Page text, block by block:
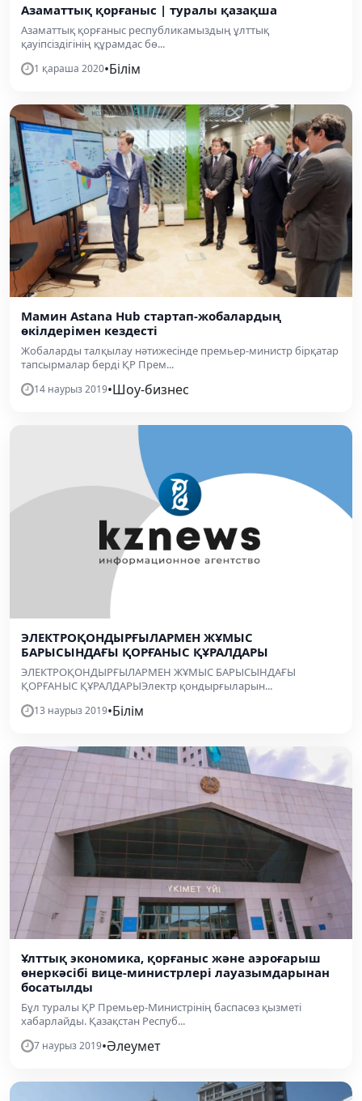
Азаматтық қорғаныс | туралы қазақша
Азаматтық қорғаныс республикамыздың ұлттық
қауіпсіздігінің құрамдас бө...
1 қараша 2020•Білім
Мамин Astana Hub стартап-жобалардың
өкілдерімен кездесті
Жобаларды талқылау нәтижесінде премьер-министр бірқатар
тапсырмалар берді ҚР Прем...
14 наурыз 2019•Шоу-бизнес
ЭЛЕКТРОҚОНДЫРҒЫЛАРМЕН ЖҰМЫС
БАРЫСЫНДАҒЫ ҚОРҒАНЫС ҚҰРАЛДАРЫ
ЭЛЕКТРОҚОНДЫРҒЫЛАРМЕН ЖҰМЫС БАРЫСЫНДАҒЫ
ҚОРҒАНЫС ҚҰРАЛДАРЫЭлектр қондырғыларын...
13 наурыз 2019•Білім
Ұлттық экономика, қорғаныс және аэроғарыш
өнеркәсібі вице-министрлері лауазымдарынан
босатылды
Бұл туралы ҚР Премьер-Министрінің баспасөз қызметі
хабарлайды. Қазақстан Респуб...
7 наурыз 2019•Әлеумет